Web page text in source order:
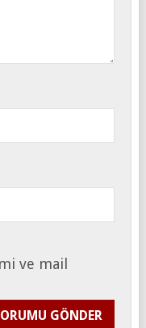
ve mail